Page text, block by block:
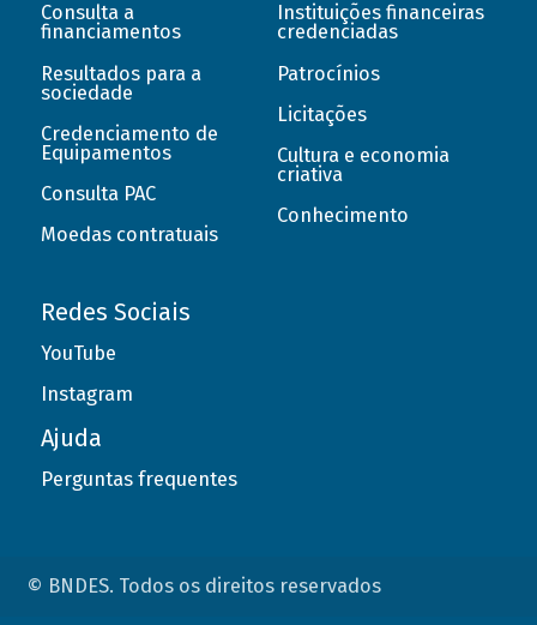
Consulta a
financiamentos
Resultados para a
sociedade
Credenciamento de
Equipamentos
Consulta PAC
Moedas contratuais
Instituições financeiras
credenciadas
Patrocínios
Licitações
Cultura e economia
criativa
Conhecimento
Redes Sociais
YouTube
Instagram
Ajuda
Perguntas frequentes
© BNDES. Todos os direitos reservados